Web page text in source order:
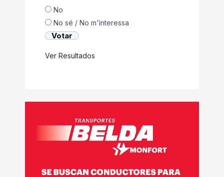
No
No sé / No m'ìnteressa
Ver Resultados